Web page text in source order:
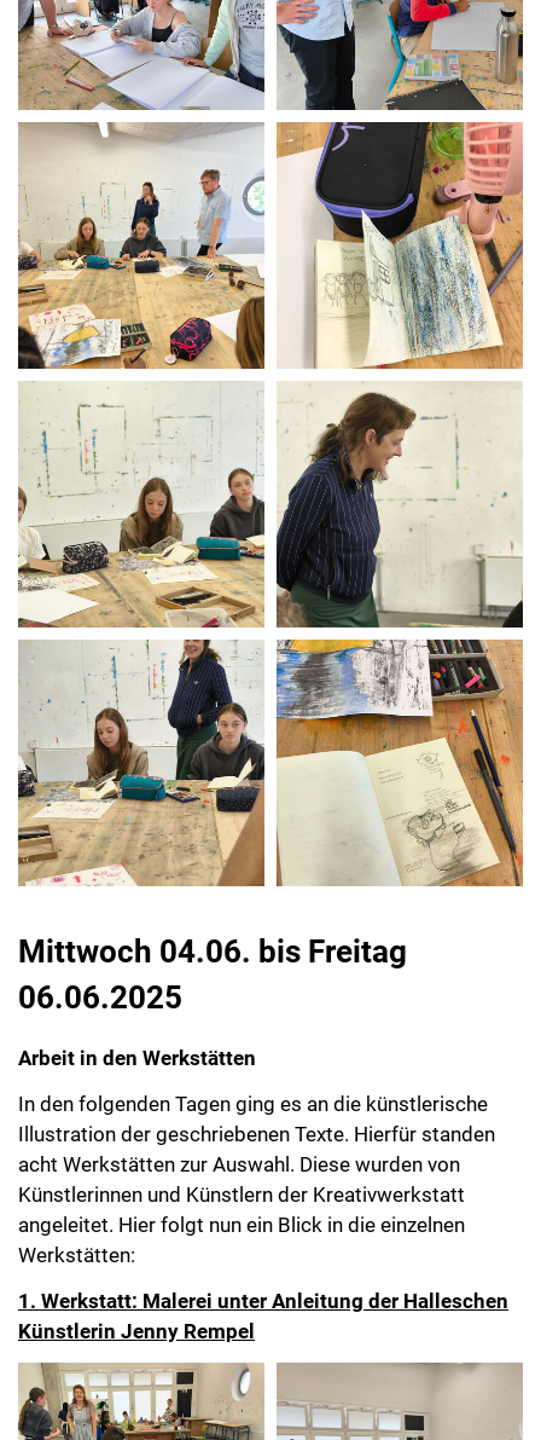
Mittwoch 04.06. bis Freitag
06.06.2025
Arbeit in den Werkstätten
In den folgenden Tagen ging es an die künstlerische
Illustration der geschriebenen Texte. Hierfür standen
acht Werkstätten zur Auswahl. Diese wurden von
Künstlerinnen und Künstlern der Kreativwerkstatt
angeleitet. Hier folgt nun ein Blick in die einzelnen
Werkstätten:
1. Werkstatt: Malerei unter Anleitung der Halleschen
Künstlerin Jenny Rempel